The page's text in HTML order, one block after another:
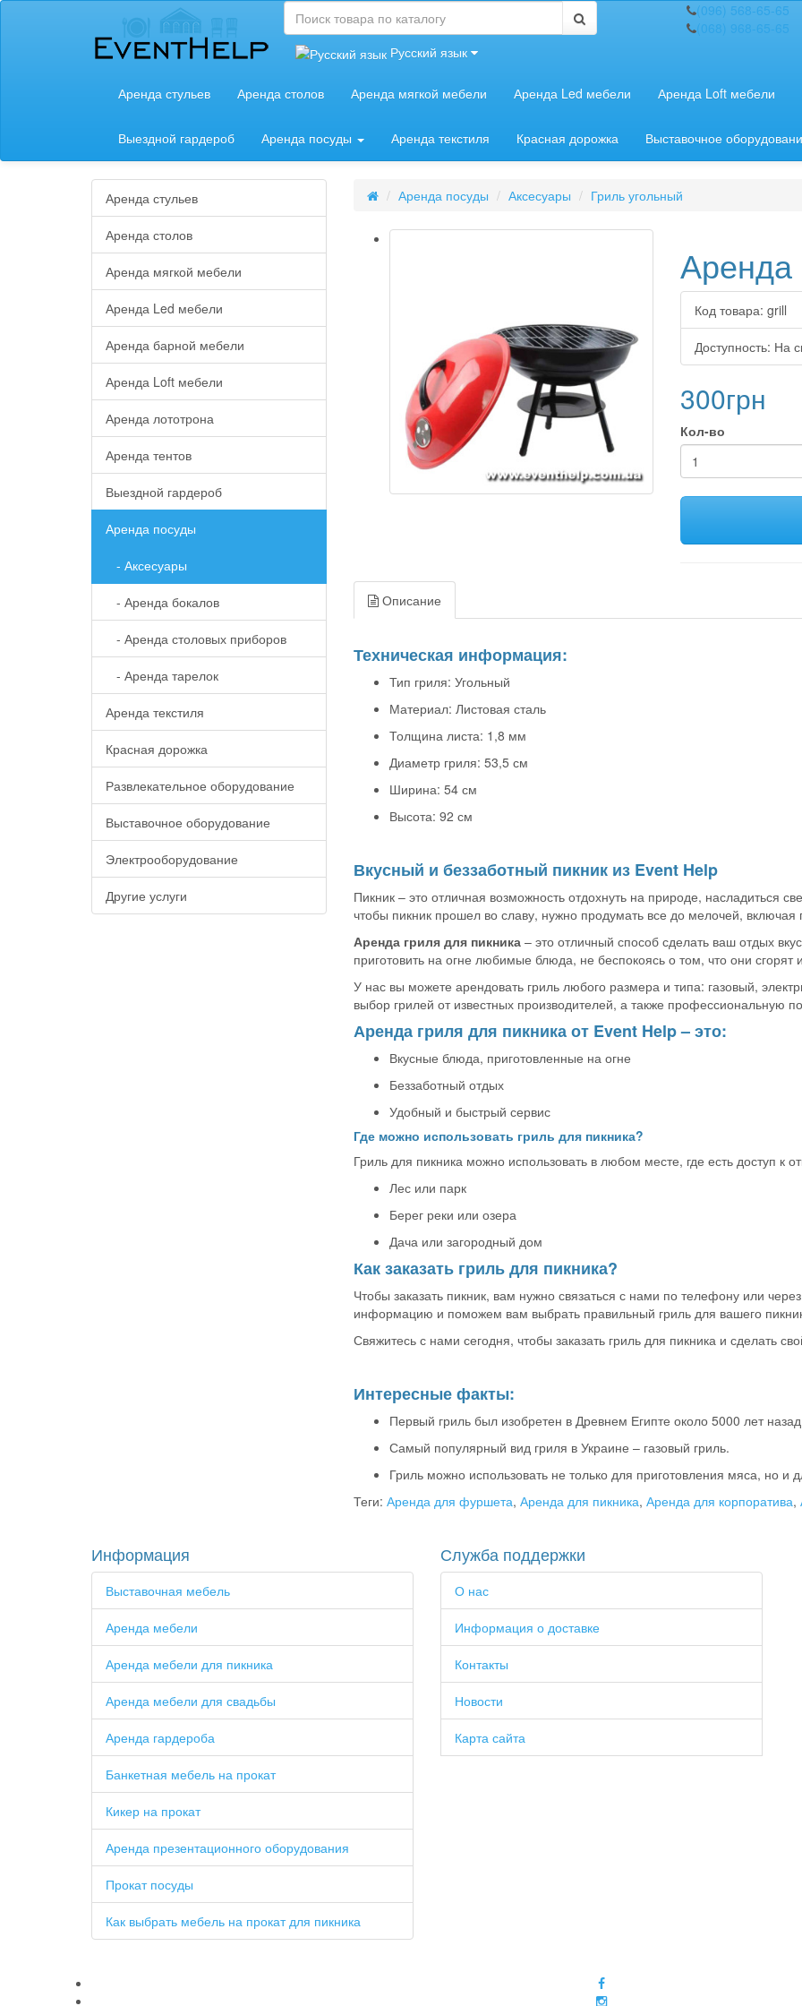
Русский язык
(096) 568-65-65
(068) 968-65-65
Аренда стульев Аренда столов Аренда мягкой мебели Аренда Led мебели Аренда Loft мебели
Выездной гардероб Аренда посуды Аренда текстиля Красная дорожка Выставочное
Аренда стульев
Аренда столов
Аренда мягкой мебели
Аренда Led мебели
Аренда барной мебели
Аренда Loft мебели
Аренда лототрона
Аренда тентов
Выездной гардероб
Аренда посуды
- Аксесуары
- Аренда бокалов
- Аренда столовых приборов
- Аренда тарелок
Аренда текстиля
Красная дорожка
Развлекательное оборудование
Выставочное оборудование
Электрооборудование
Другие услуги
Аренда посуды Аксесуары Гриль угольный
Аренда
Код товара: grill
Доступность: На
300грн
Кол-во
Описание
Техническая информация:
Тип гриля: Угольный
Материал: Листовая сталь
Толщина листа: 1,8 мм
Диаметр гриля: 53,5 см
Ширина: 54 см
Высота: 92 см
Вкусный и беззаботный пикник из Event Help
Пикник – это отличная возможность отдохнуть на природе, насладиться
чтобы пикник прошел во славу, нужно продумать все до мелочей, включая
Аренда гриля для пикника– это отличный способ сделать ваш отдых
приготовить на огне любимые блюда, не беспокоясь о том, что они сгорят
У нас вы можете арендовать гриль любого размера и типа: газовый,
выбор грилей от известных производителей, а также профессиональную
Аренда гриля для пикника от Event Help – это:
Вкусные блюда, приготовленные на огне
Беззаботный отдых
Удобный и быстрый сервис
Где можно использовать гриль для пикника?
Гриль для пикника можно использовать в любом месте, где есть доступ к
Лес или парк
Берег реки или озера
Дача или загородный дом
Как заказать гриль для пикника?
Чтобы заказать пикник, вам нужно связаться с нами по телефону или
информацию и поможем вам выбрать правильный гриль для вашего
Свяжитесь с нами сегодня, чтобы заказать гриль для пикника и сделать
Интересные факты:
Первый гриль был изобретен в Древнем Египте около 5000 лет
Самый популярный вид гриля в Украине – газовый гриль.
Гриль можно использовать не только для приготовления мяса, но
Теги: Аренда для фуршета, Аренда для пикника, Аренда для корпоратива,
Информация
Выставочная мебель
Аренда мебели
Аренда мебели для пикника
Аренда мебели для свадьбы
Аренда гардероба
Банкетная мебель на прокат
Кикер на прокат
Аренда презентационного оборудования
Прокат посуды
Как выбрать мебель на прокат для пикника
Служба поддержки
О нас
Информация о доставке
Контакты
Новости
Карта сайта